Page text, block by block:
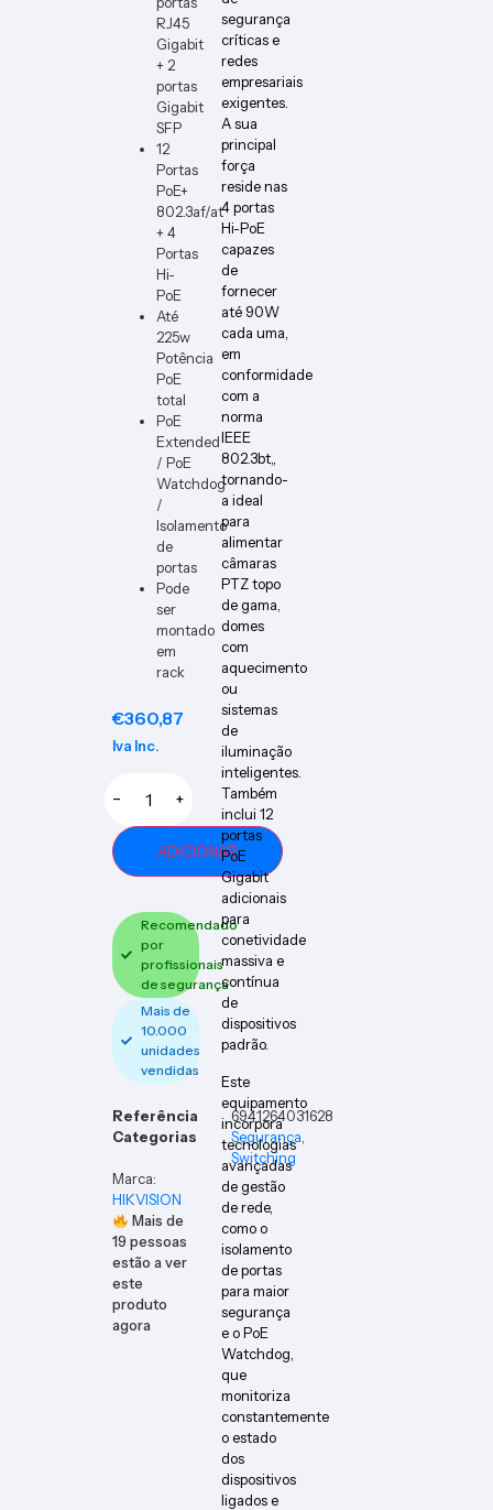
RJ45
Gigabit
+ 2
portas
Gigabit
SFP
12
Portas
PoE+
802.3af/at
+ 4
Portas
Hi-
PoE
Até
225w
Potência
PoE
total
PoE
Extended
/ PoE
Watchdog
/
Isolamento
de
portas
Pode
ser
montado
em
rack
€360,87
Iva Inc.
− +
ADICIONAR
Recomendado
por
profissionais
de segurança
Mais de
10.000
unidades
vendidas
Referência
6941264031628
Categorias
Segurança,
Switching
Marca:
HIKVISION
Mais de
19 pessoas
estão a ver
este
produto
agora
segurança
críticas e
redes
empresariais
exigentes.
A sua
principal
força
reside nas
4 portas
Hi-PoE
capazes
de
fornecer
até 90W
cada uma,
em
conformidade
com a
norma
IEEE
802.3bt,,
tornando-
a ideal
para
alimentar
câmaras
PTZ topo
de gama,
domes
com
aquecimento
ou
sistemas
de
iluminação
inteligentes.
Também
inclui 12
portas
PoE
Gigabit
adicionais
para
conetividade
massiva e
contínua
de
dispositivos
padrão.
Este
equipamento
incorpora
tecnologias
avançadas
de gestão
de rede,
como o
isolamento
de portas
para maior
segurança
e o PoE
Watchdog,
que
monitoriza
constantemente
o estado
dos
dispositivos
ligados e